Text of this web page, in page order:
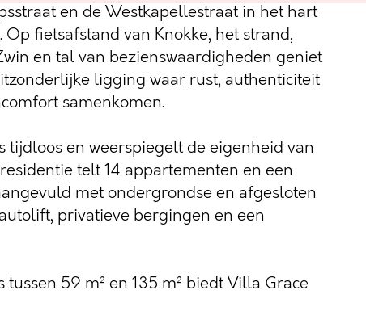
en de Westkapellestraat in het hart
fietsafstand van Knokke, het strand,
en tal van bezienswaardigheden geniet
ligging waar rust, authenticiteit
samenkomen.
tijdloos en weerspiegelt de eigenheid van
telt 14 appartementen en een
met ondergrondse en afgesloten
privatieve bergingen en een
59 m² en 135 m² biedt Villa Grace